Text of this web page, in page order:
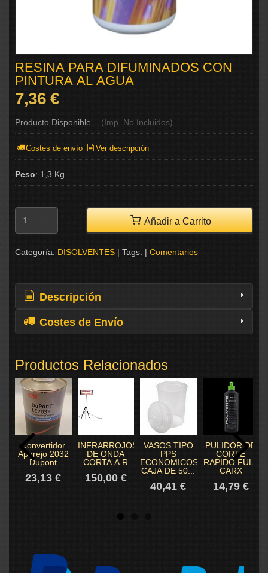
RESINA PARA DIFUMINADOS CON
PINTURA AL AGUA
7,36 €
Producto Disponible - (Imp. No Incluidos)
Costes de envío Ver descripción
Peso: 1,3 Kg
Añadir a Carrito
Categoría: DISOLVENTES | Tags: | Comentarios
Descripción
Costes de Envío
Productos Relacionados
Convertidor
Aparejo 2032
Dupont
23,13 €
INFRARROJOS
DE ONDA
CORTA A.R
150,00 €
VASOS TIPO
PPS
ECONOMICOS
CAJA DE 50...
40,41 €
PULIDOR DE
CORTE
RAPIDO FULL
CARX
14,79 €